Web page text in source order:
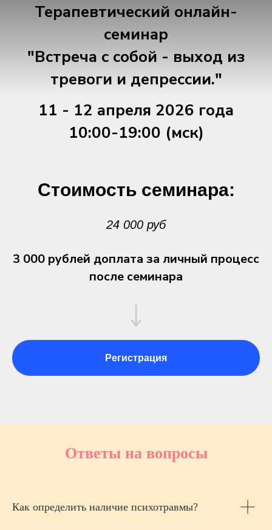
Терапевтический онлайн-
семинар
"Встреча с собой - выход из
тревоги и депрессии."
11 - 12 апреля 2026 года
10:00-19:00 (мск)
Стоимость семинара:
24 000 руб
3 000 рублей доплата за личный процесс
после семинара
Регистрация
Ответы на вопросы
Как определить наличие психотравмы?
Политика конфиденциальности
Оферта на обучение
ИП Леонова Александра Викторовна